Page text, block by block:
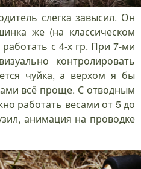
слегка завысил. Он
же (на классическом
с 4-х гр. При 7-ми
контролировать
чуйка, а верхом я бы
всё проще. С отводным
работать весами от 5 до
анимация на проводке